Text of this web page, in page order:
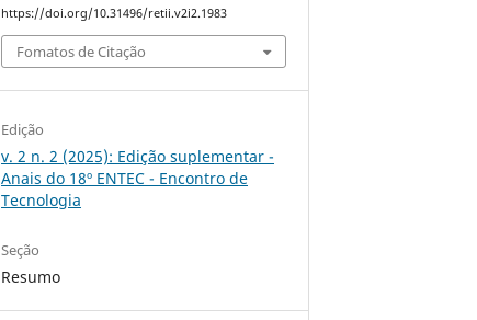
https://doi.org/10.31496/retii.v2i2.1983
Fomatos de Citação
Edição
v. 2 n. 2 (2025): Edição suplementar -
Anais do 18º ENTEC - Encontro de
Tecnologia
Seção
Resumo